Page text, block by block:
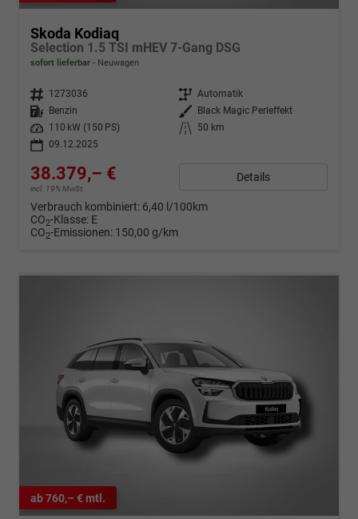
Skoda Kodiaq
Selection 1.5 TSI mHEV 7-Gang DSG
sofort lieferbar Neuwagen
Fahrzeugnr. 1273036 Getriebe Automatik
Kraftstoff
Benzin Außenfarbe
Black Magic Perleffekt
Leistung
110 kW (150 PS) Kilometerstand
50 km
09.12.2025
38.379,– €
incl. 19% MwSt.
Details
Verbrauch kombiniert: 6,40 l/100km
CO2-Klasse: E
CO2-Emissionen: 150,00 g/km
ab 760,– € mtl.